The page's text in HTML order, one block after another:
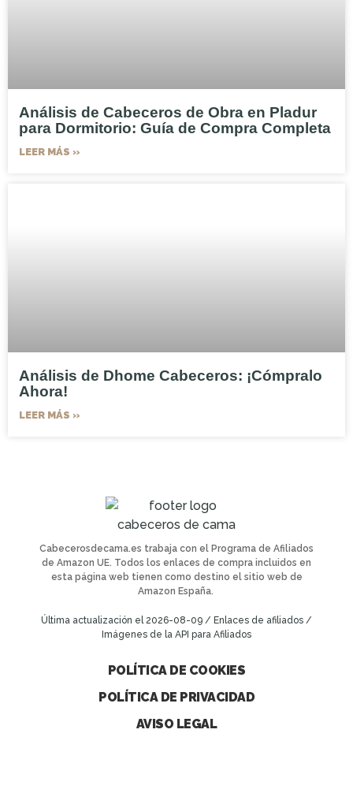
Análisis de Cabeceros de Obra en Pladur
para Dormitorio: Guía de Compra Completa
LEER MÁS »
Análisis de Dhome Cabeceros: ¡Cómpralo
Ahora!
LEER MÁS »
Cabecerosdecama.es trabaja con el Programa de Afiliados
de Amazon UE. Todos los enlaces de compra incluidos en
esta página web tienen como destino el sitio web de
Amazon España.
Última actualización el 2026-08-09 / Enlaces de afiliados /
Imágenes de la API para Afiliados
POLÍTICA DE COOKIES
POLÍTICA DE PRIVACIDAD
AVISO LEGAL